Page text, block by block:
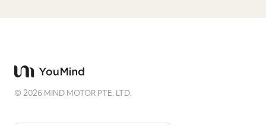
©2026 MIND MOTOR PTE. LTD.